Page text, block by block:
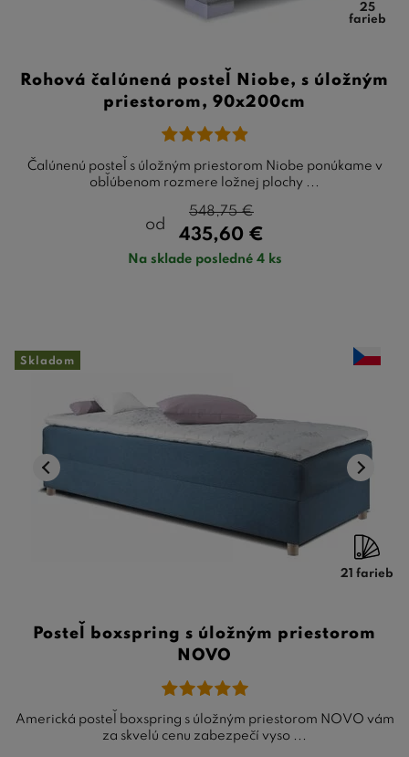
25
farieb
Rohová čalúnená posteľ Niobe, s úložným
priestorom, 90x200cm
Čalúnenú posteľ s úložným priestorom Niobe ponúkame v
obľúbenom rozmere ložnej plochy ...
od
435,60 €
548,75€
Na sklade posledné 4 ks
Skladom
21 farieb
Posteľ boxspring s úložným priestorom
NOVO
Americká posteľ boxspring s úložným priestorom NOVO vám
za skvelú cenu zabezpečí vyso ...